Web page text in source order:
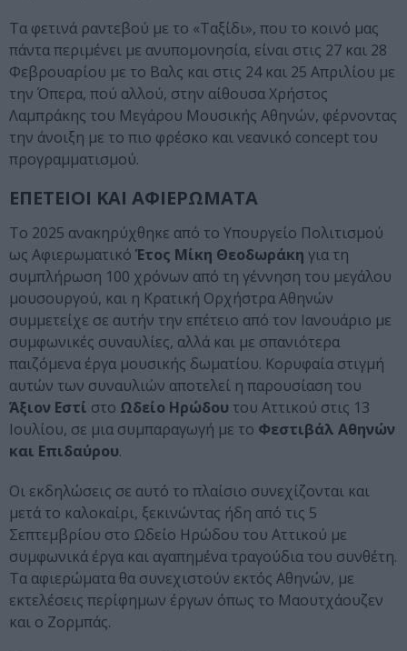
Τα φετινά ραντεβού με το «Ταξίδι», που το κοινό μας
πάντα περιμένει με ανυπομονησία, είναι στις 27 και 28
Φεβρουαρίου με το Βαλς και στις 24 και 25 Απριλίου με
την Όπερα, πού αλλού, στην αίθουσα Χρήστος
Λαμπράκης του Μεγάρου Μουσικής Αθηνών, φέρνοντας
την άνοιξη με το πιο φρέσκο και νεανικό concept του
προγραμματισμού.
ΕΠΕΤΕΙΟΙ ΚΑΙ ΑΦΙΕΡΩΜΑΤΑ
Το 2025 ανακηρύχθηκε από το Υπουργείο Πολιτισμού
ως Αφιερωματικό Έτος Μίκη Θεοδωράκη για τη
συμπλήρωση 100 χρόνων από τη γέννηση του μεγάλου
μουσουργού, και η Κρατική Ορχήστρα Αθηνών
συμμετείχε σε αυτήν την επέτειο από τον Ιανουάριο με
συμφωνικές συναυλίες, αλλά και με σπανιότερα
παιζόμενα έργα μουσικής δωματίου. Κορυφαία στιγμή
αυτών των συναυλιών αποτελεί η παρουσίαση του
Άξιον Εστί στο Ωδείο Ηρώδου του Αττικού στις 13
Ιουλίου, σε μια συμπαραγωγή με το Φεστιβάλ Αθηνών
και Επιδαύρου.
Οι εκδηλώσεις σε αυτό το πλαίσιο συνεχίζονται και
μετά το καλοκαίρι, ξεκινώντας ήδη από τις 5
Σεπτεμβρίου στο Ωδείο Ηρώδου του Αττικού με
συμφωνικά έργα και αγαπημένα τραγούδια του συνθέτη.
Τα αφιερώματα θα συνεχιστούν εκτός Αθηνών, με
εκτελέσεις περίφημων έργων όπως το Μαουτχάουζεν
και ο Ζορμπάς.